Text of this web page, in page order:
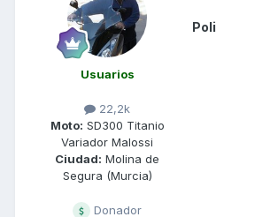
Usuarios
22,2k
Moto: SD300 Titanio
Variador Malossi
Ciudad: Molina de
Segura (Murcia)
Donador
Poli